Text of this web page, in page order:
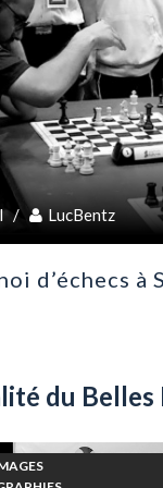
/ LucBentz
d’échecs à
du Belles